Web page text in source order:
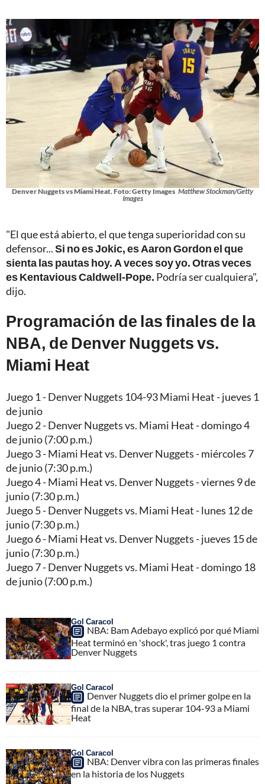
Denver Nuggets vs Miami Heat. Foto: Getty Images Matthew Stockman/Getty
Images
"El que está abierto, el que tenga superioridad con su
defensor...Si no es Jokic, es Aaron Gordon el que
sienta las pautas hoy. A veces soy yo. Otras veces
es Kentavious Caldwell-Pope. Podría ser cualquiera",
dijo.
Programación de las finales de la
NBA, de Denver Nuggets vs.
Miami Heat
Juego 1 - Denver Nuggets 104-93 Miami Heat - jueves 1
de junio
Juego 2 - Denver Nuggets vs. Miami Heat - domingo 4
de junio (7:00 p.m.)
Juego 3 - Miami Heat vs. Denver Nuggets - miércoles 7
de junio (7:30 p.m.)
Juego 4 - Miami Heat vs. Denver Nuggets - viernes 9 de
junio (7:30 p.m.)
Juego 5 - Denver Nuggets vs. Miami Heat - lunes 12 de
junio (7:30 p.m.)
Juego 6 - Miami Heat vs. Denver Nuggets - jueves 15 de
junio (7:30 p.m.)
Juego 7 - Denver Nuggets vs. Miami Heat - domingo 18
de junio (7:00 p.m.)
Gol Caracol
NBA: Bam Adebayo explicó por qué Miami
Heat terminó en 'shock', tras juego 1 contra
Denver Nuggets
Gol Caracol
Denver Nuggets dio el primer golpe en la
final de la NBA, tras superar 104-93 a Miami
Heat
Gol Caracol
NBA: Denver vibra con las primeras finales
en la historia de los Nuggets